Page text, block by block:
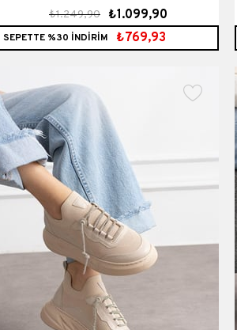
Triko Dokumalı Spor Ayakkabı Beyaz Deri
₺1.099,90
₺1.249,90
SEPETTE %30 İNDİRİM ₺769,93